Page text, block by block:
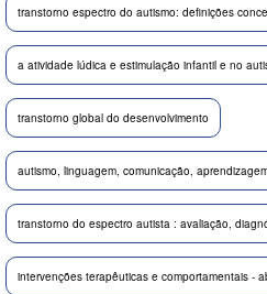
transtorno espectro do autismo: definições
a atividade lúdica e estimulação infantil e no
transtorno global do desenvolvimento
autismo, linguagem, comunicação,
transtorno do espectro autista : avaliação,
intervenções terapêuticas e comportamentais -